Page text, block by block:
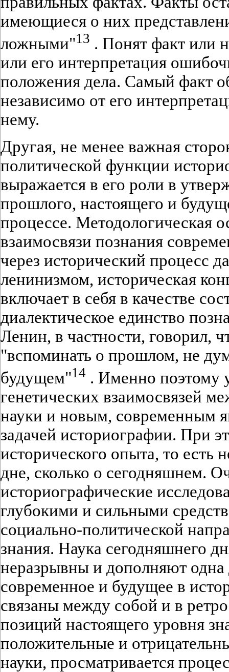
имеющиеся о них
ложными"13 . Понят факт или
или его интерпретация
положения дела. Самый факт
независимо от его
нему.
Другая, не менее важная
политической функции
выражается в его роли в
прошлого, настоящего и
процессе. Методологическая
взаимосвязи познания
через исторический процесс
ленинизмом, историческая
включает в себя в качестве
диалектическое единство
Ленин, в частности, говорил,
"вспоминать о прошлом, не
будущем"14 . Именно поэтому
генетических взаимосвязей
науки и новым, современным
задачей историографии. При
исторического опыта, то есть
дне, сколько о сегодняшнем.
историографические
глубокими и сильными
социально-политической
знания. Наука сегодняшнего
неразрывны и дополняют
современное и будущее в
связаны между собой и в
позиций настоящего уровня
положительные и
науки, просматривается